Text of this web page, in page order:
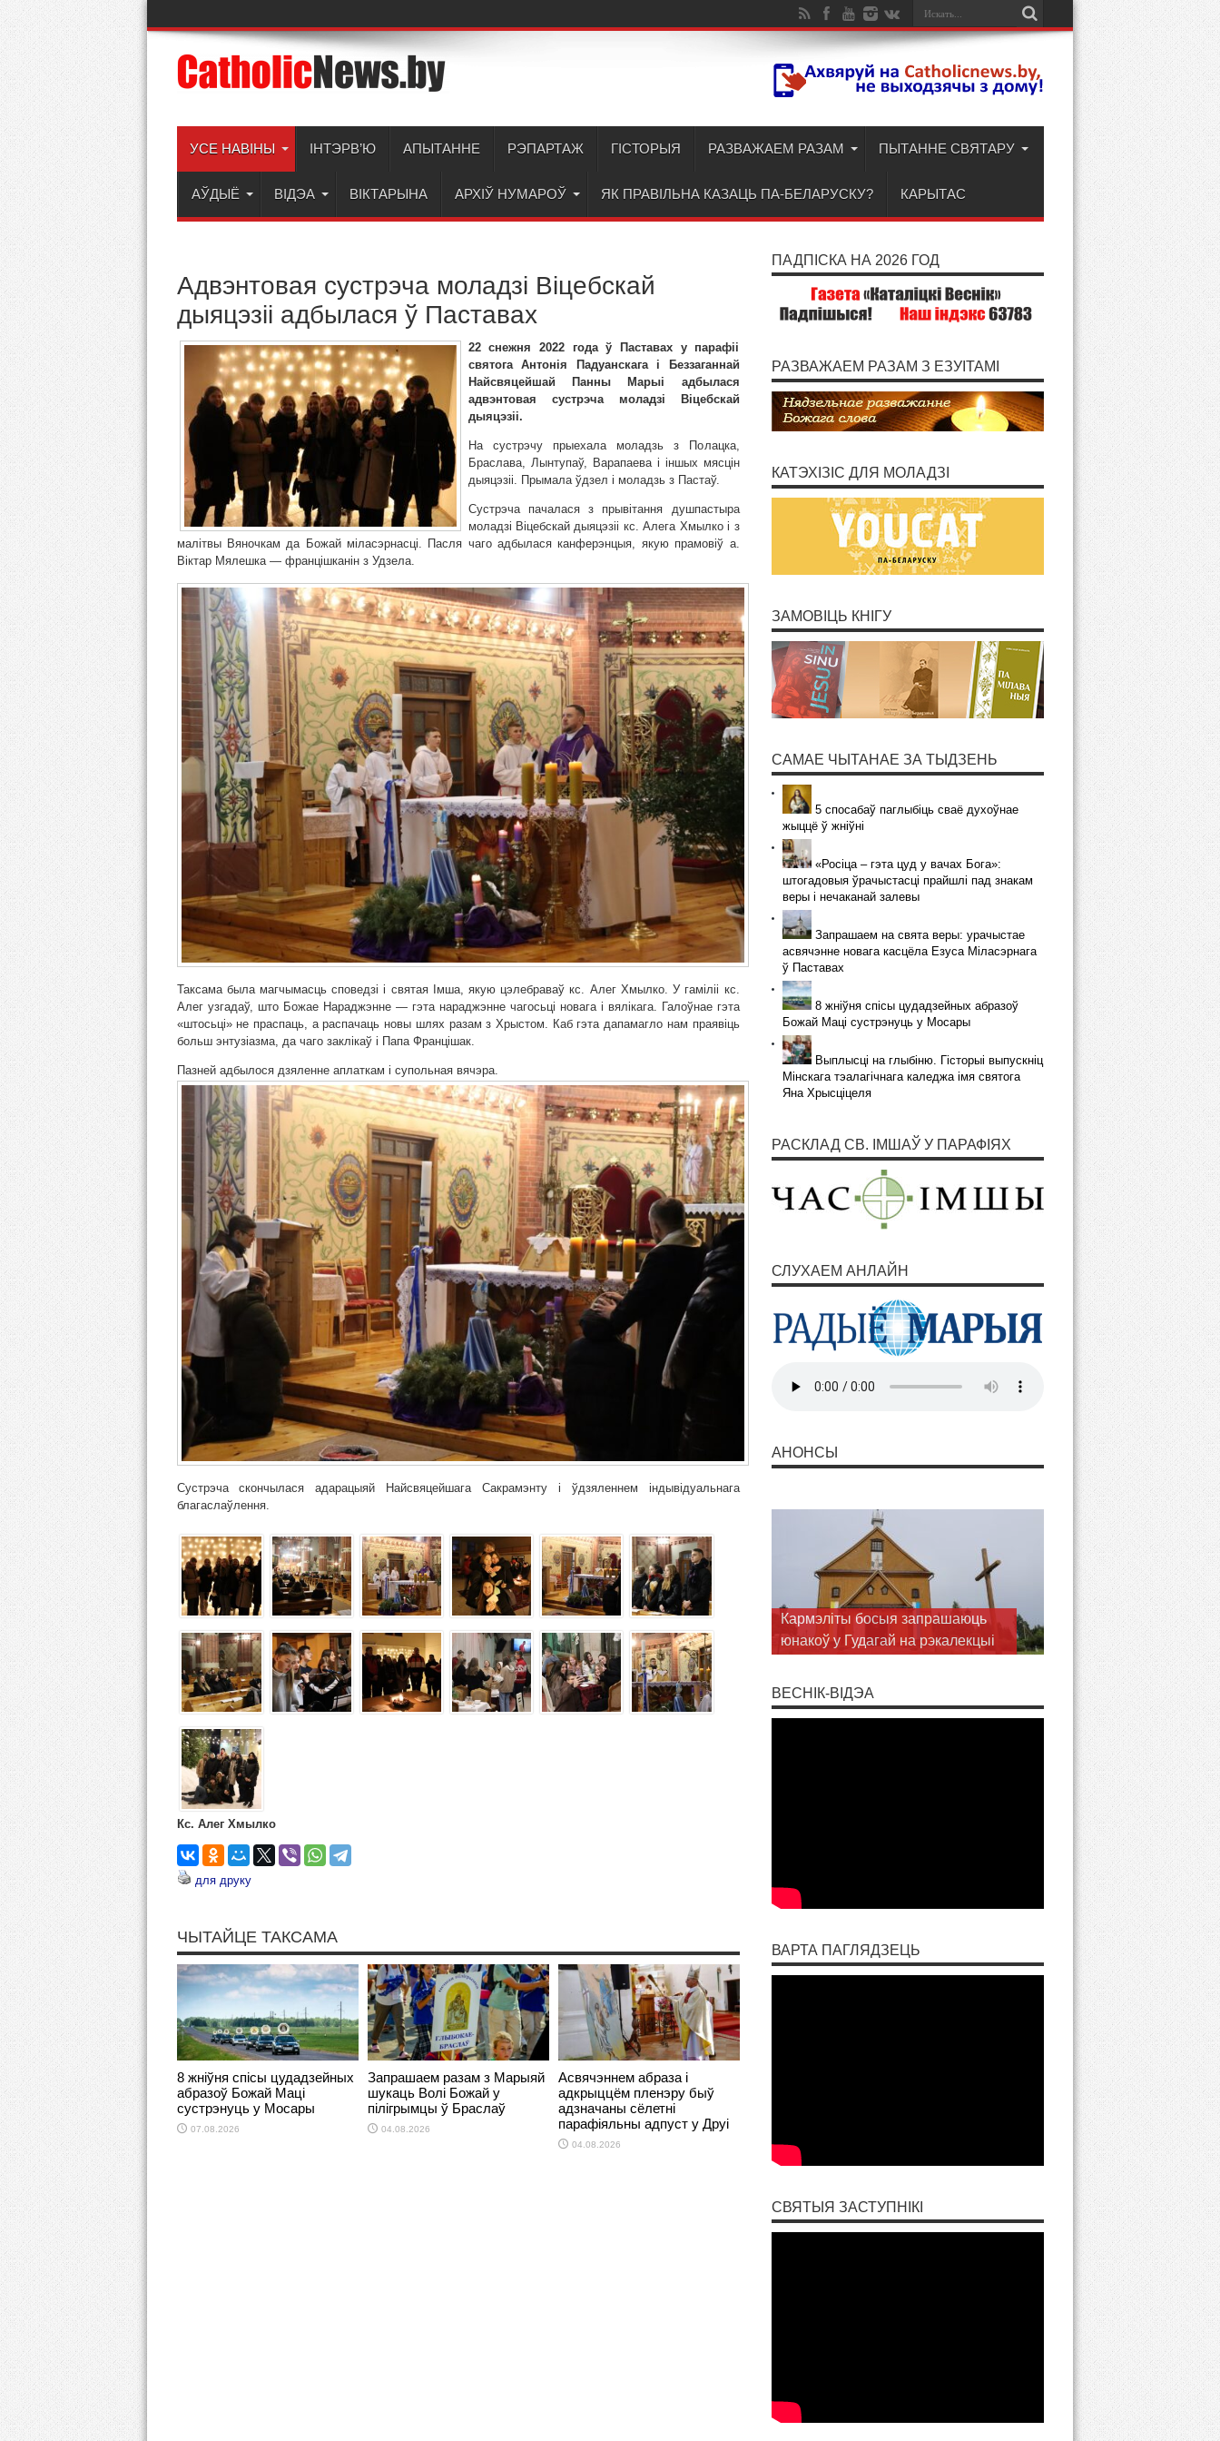
УСЕ НАВІНЫ ІНТЭРВ’Ю АПЫТАННЕ РЭПАРТАЖ ГІСТОРЫЯ РАЗВАЖАЕМ РАЗАМ ПЫТАННЕ СВЯТАРУ
АЎДЫЁ ВІДЭА ВІКТАРЫНА АРХІЎ НУМАРОЎ ЯК ПРАВІЛЬНА КАЗАЦЬ ПА-БЕЛАРУСКУ? КАРЫТАС
Адвэнтовая сустрэча моладзі Віцебскай
дыяцэзіі адбылася ў Паставах
22 снежня 2022 года ў Паставах у парафіі
святога Антонія Падуанскага і Беззаганнай
Найсвяцейшай Панны Марыі адбылася
адвэнтовая сустрэча моладзі Віцебскай
дыяцэзіі.
На сустрэчу прыехала моладзь з Полацка,
Браслава, Лынтупаў, Варапаева і іншых мясцін
дыяцэзіі. Прымала ўдзел і моладзь з Пастаў.
Сустрэча пачалася з прывітання душпастыра
моладзі Віцебскай дыяцэзіі кс. Алега Хмылко і з
малітвы Вяночкам да Божай міласэрнасці. Пасля чаго адбылася канферэнцыя, якую прамовіў а.
Віктар Мялешка — францішканін з Удзела.
Таксама была магчымасць споведзі і святая Імша, якую цэлебраваў кс. Алег Хмылко. У гаміліі кс.
Алег узгадаў, што Божае Нараджэнне — гэта нараджэнне чагосьці новага і вялікага. Галоўнае гэта
«штосьці» не праспаць, а распачаць новы шлях разам з Хрыстом. Каб гэта дапамагло нам праявіць
больш энтузіазма, да чаго заклікаў і Папа Францішак.
Пазней адбылося дзяленне аплаткам і супольная вячэра.
Сустрэча скончылася адарацыяй Найсвяцейшага Сакрамэнту і ўдзяленнем індывідуальнага
благаслаўлення.
Кс. Алег Хмылко
для друку
ЧЫТАЙЦЕ ТАКСАМА
8 жніўня спісы цудадзейных
абразоў Божай Маці
сустрэнуць у Мосары
07.08.2026
Запрашаем разам з Марыяй
шукаць Волі Божай у
пілігрымцы ў Браслаў
04.08.2026
Асвячэннем абраза і
адкрыццём пленэру быў
адзначаны сёлетні
парафіяльны адпуст у Друі
04.08.2026
ПАДПІСКА НА 2026 ГОД
РАЗВАЖАЕМ РАЗАМ З ЕЗУІТАМІ
КАТЭХІЗІС ДЛЯ МОЛАДЗІ
ЗАМОВІЦЬ КНІГУ
САМАЕ ЧЫТАНАЕ ЗА ТЫДЗЕНЬ
5 спосабаў паглыбіць сваё духоўнае
жыццё ў жніўні
«Росіца – гэта цуд у вачах Бога»:
штогадовыя ўрачыстасці прайшлі пад знакам
веры і нечаканай залевы
Запрашаем на свята веры: урачыстае
асвячэнне новага касцёла Езуса Міласэрнага
ў Паставах
8 жніўня спісы цудадзейных абразоў
Божай Маці сустрэнуць у Мосары
Выплысці на глыбіню. Гісторыі выпускніц
Мінскага тэалагічнага каледжа імя святога
Яна Хрысціцеля
РАСКЛАД СВ. ІМШАЎ У ПАРАФІЯХ
СЛУХАЕМ АНЛАЙН
АНОНСЫ
Кармэліты босыя запрашаюць
юнакоў у Гудагай на рэкалекцыі
ВЕСНІК-ВІДЭА
ВАРТА ПАГЛЯДЗЕЦЬ
СВЯТЫЯ ЗАСТУПНІКІ